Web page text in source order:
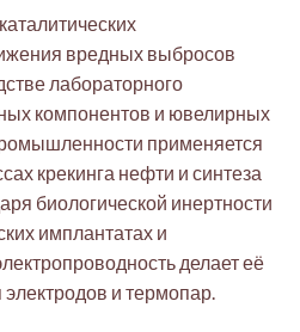
вредных выбросов
лабораторного
компонентов и ювелирных
применяется
крекинга нефти и синтеза
биологической инертности
имплантатах и
делает её
и термопар.